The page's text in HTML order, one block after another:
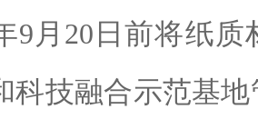
9月20日前将纸
科技融合示范基